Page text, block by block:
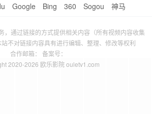
Google Bing 360 Sogou 神马
，通过链接的方式提供相关内容（所有视频内容收集
不对链接内容具有进行编辑、整理、修改等权利
合作邮箱： 备案号：
2020-2026 欧乐影院 ouletv1.com